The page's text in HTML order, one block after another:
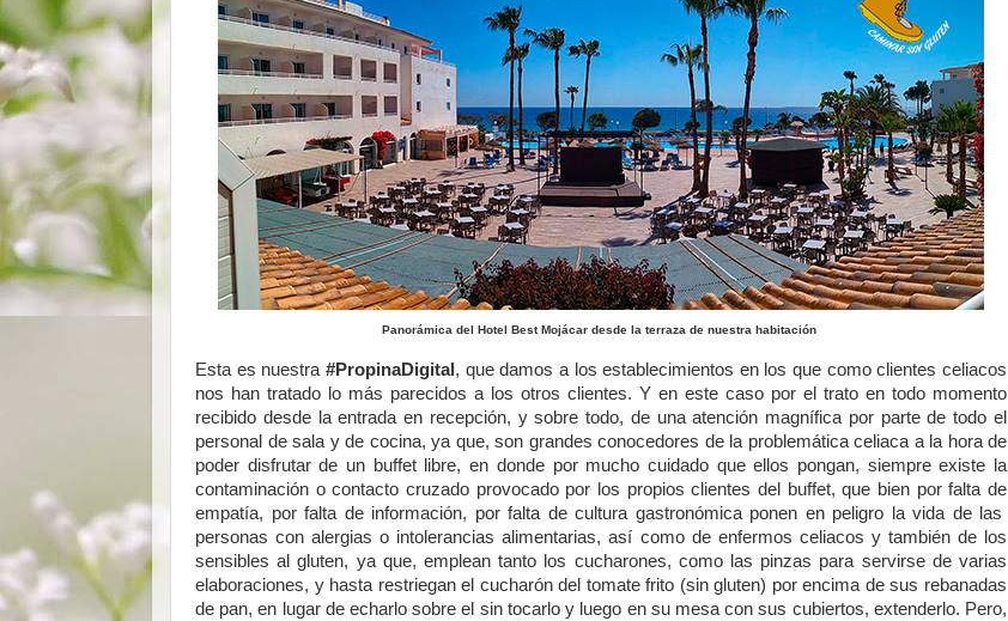
Panorámica del Hotel Best Mojácar desde la terraza de nuestra habitación
Esta es nuestra #PropinaDigital , que damos a los establecimientos en los que como clientes celiacos
nos han tratado lo más parecidos a los otros clientes. Y en este caso por el trato en todo momento
recibido desde la entrada en recepción, y sobre todo, de una atención magnífica por parte de todo el
personal de sala y de cocina, ya que, son grandes conocedores de la problemática celiaca a la hora de
poder disfrutar de un buffet libre, en donde por mucho cuidado que ellos pongan, siempre existe la
contaminación o contacto cruzado provocado por los propios clientes del buffet, que bien por falta de
empatía, por falta de información, por falta de cultura gastronómica ponen en peligro la vida de las
personas con alergias o intolerancias alimentarias, así como de enfermos celiacos y también de los
sensibles al gluten, ya que, emplean tanto los cucharones, como las pinzas para servirse de varias
elaboraciones, y hasta restriegan el cucharón del tomate frito (sin gluten) por encima de sus rebanadas
de pan, en lugar de echarlo sobre el sin tocarlo y luego en su mesa con sus cubiertos, extenderlo. Pero,